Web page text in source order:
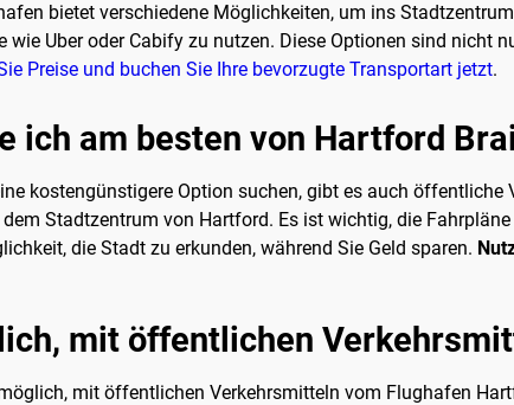
bietet verschiedene Möglichkeiten, um ins
wie Uber oder Cabify zu nutzen. Diese Optionen sind
Preise und buchen Sie Ihre bevorzugte Transportart jetzt.
ich am besten von Hartford
kostengünstigere Option suchen, gibt es auch
Stadtzentrum von Hartford. Es ist wichtig, die
die Stadt zu erkunden, während Sie Geld sparen.
mit öffentlichen
mit öffentlichen Verkehrsmitteln vom Flughafen